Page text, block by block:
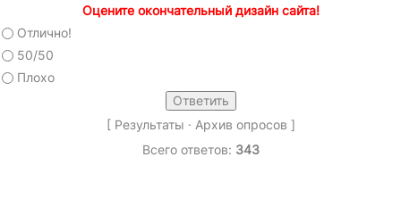
Оцените окончательный дизайн сайта!
Отлично!
50/50
Плохо
[ Результаты · Архив опросов ]
Всего ответов: 343